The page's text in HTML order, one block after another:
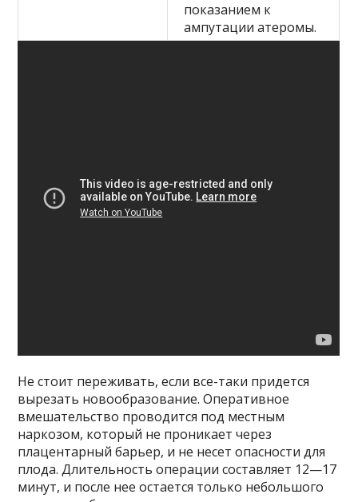
показанием к
ампутации атеромы.
Не стоит переживать, если все-таки придется
вырезать новообразование. Оперативное
вмешательство проводится под местным
наркозом, который не проникает через
плацентарный барьер, и не несет опасности для
плода. Длительность операции составляет 12—17
минут, и после нее остается только небольшого